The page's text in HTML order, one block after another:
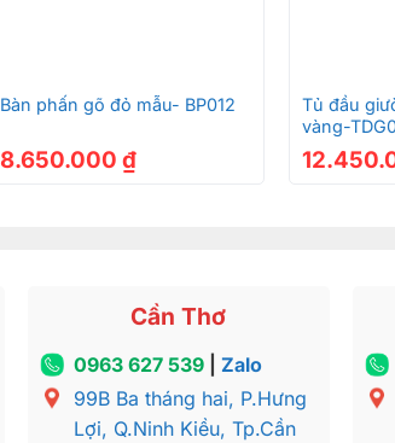
Bàn phấn gõ đỏ mẫu- BP012
8.650.000₫
Tủ đầu
vàng-
Cần Thơ
0963 627 539 |Zalo
99B Ba tháng hai, P.Hưng
Lợi, Q.Ninh Kiều, Tp.Cần